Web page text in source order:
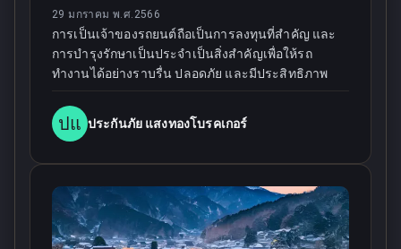
29 มกราคม พ.ศ.2566
การเป็นเจ้าของรถยนต์ถือเป็นการลงทุนที่สำคัญ และ
การบำรุงรักษาเป็นประจำเป็นสิ่งสำคัญเพื่อให้รถ
ทำงานได้อย่างราบรื่น ปลอดภัย และมีประสิทธิภาพ
ปแ ประกันภัย แสงทองโบรคเกอร์